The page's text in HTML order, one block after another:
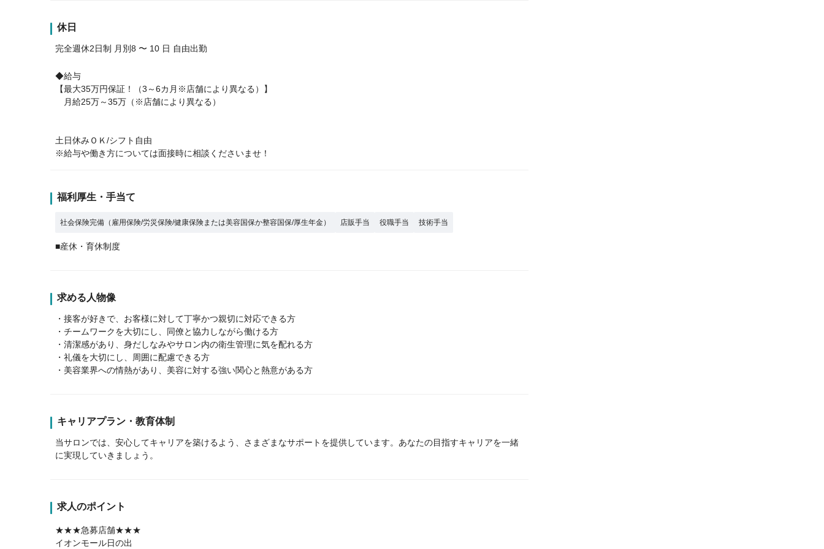
休日
完全週休2日制 月別8 〜 10 日 自由出勤
◆給与
【最大35万円保証！（3～6カ月※店舗により異なる）】
月給25万～35万（※店舗により異なる）
土日休みＯＫ/シフト自由
※給与や働き方については面接時に相談くださいませ！
福利厚生・手当て
社会保険完備（雇用保険/労災保険/健康保険または美容国保か整容国保/厚生年金） 店販手当 役職手当 技術手当
■産休・育休制度
求める人物像
・接客が好きで、お客様に対して丁寧かつ親切に対応できる方
・チームワークを大切にし、同僚と協力しながら働ける方
・清潔感があり、身だしなみやサロン内の衛生管理に気を配れる方
・礼儀を大切にし、周囲に配慮できる方
・美容業界への情熱があり、美容に対する強い関心と熱意がある方
キャリアプラン・教育体制
当サロンでは、安心してキャリアを築けるよう、さまざまなサポートを提供しています。あなたの目指すキャリアを一緒
に実現していきましょう。
求人のポイント
★★★急募店舗★★★
イオンモール日の出